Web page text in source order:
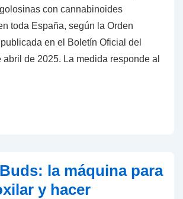
con cannabinoides
toda España, según la Orden
en el Boletín Oficial del
abril de 2025. La medida responde al
la máquina para
y hacer